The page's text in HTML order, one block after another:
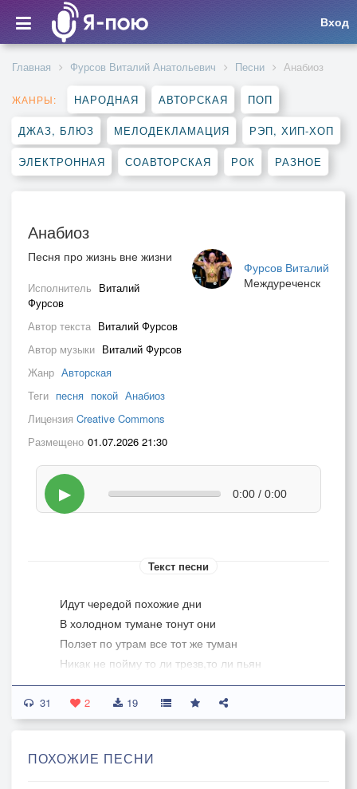
Вход
Главная Фурсов Виталий Анатольевич Песни Анабиоз
ЖАНРЫ: НАРОДНАЯ АВТОРСКАЯ ПОП
ДЖАЗ, БЛЮЗ МЕЛОДЕКЛАМАЦИЯ РЭП, ХИП-ХОП
ЭЛЕКТРОННАЯ СОАВТОРСКАЯ РОК РАЗНОЕ
Анабиоз
Фурсов Виталий
Междуреченск
Песня про жизнь вне жизни
Исполнитель Виталий
Фурсов
Автор текста Виталий Фурсов
Автор музыки Виталий Фурсов
Жанр Авторская
Теги песня покой Анабиоз
Лицензия Creative Commons
Размещено 01.07.2026 21:30
▶ 0:00 / 0:00
Текст песни
Идут чередой похожие дни
В холодном тумане тонут они
Ползет по утрам все тот же туман
Никак не пойму то ли трезв,то ли пьян
Припев
Я в анабиозе от странной игры
Продолжаю жить до поры иной
И остаюсь собой
31 2 19
ПОХОЖИЕ ПЕСНИ